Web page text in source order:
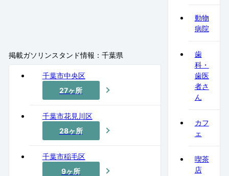
掲載ガソリンスタンド情報：千葉県
千葉市中央区
27ヶ所
千葉市花見川区
28ヶ所
千葉市稲毛区
9ヶ所
動物
病院
歯
科・
歯医
者さ
ん
カフ
ェ
喫茶
店